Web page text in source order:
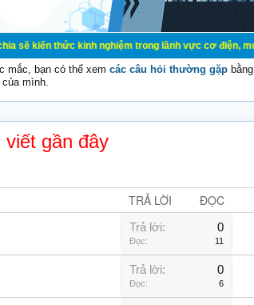
kinh nghiệm trong lãnh vực cơ điện, mua bán,
mắc, bạn có thể xem các câu hỏi thường gặp
của mình.
viết gần đây
TRẢ LỜI ĐỌC
Trả lời: 0
Đọc: 11
Trả lời: 0
Đọc: 6